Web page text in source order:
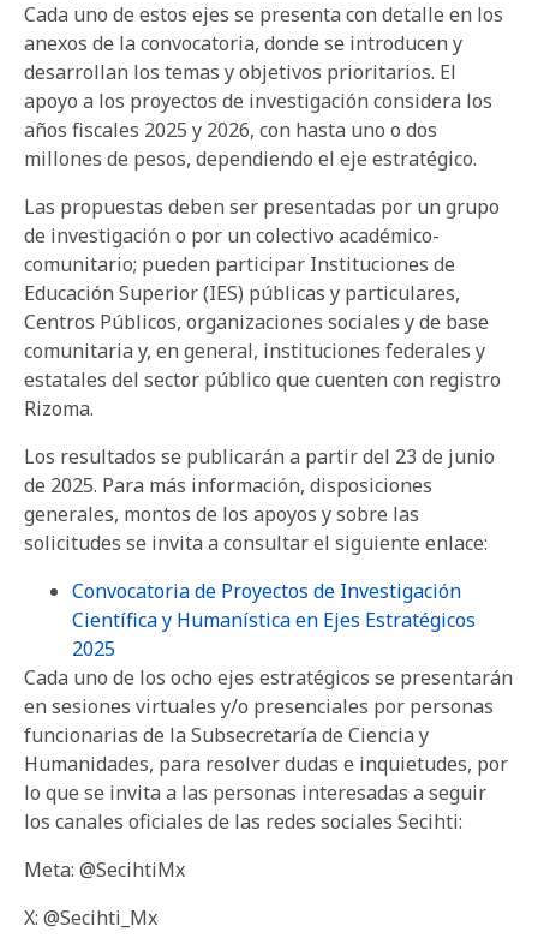
Cada uno de estos ejes se presenta con detalle en los
anexos de la convocatoria, donde se introducen y
desarrollan los temas y objetivos prioritarios. El
apoyo a los proyectos de investigación considera los
años fiscales 2025 y 2026, con hasta uno o dos
millones de pesos, dependiendo el eje estratégico.
Las propuestas deben ser presentadas por un grupo
de investigación o por un colectivo académico-
comunitario; pueden participar Instituciones de
Educación Superior (IES) públicas y particulares,
Centros Públicos, organizaciones sociales y de base
comunitaria y, en general, instituciones federales y
estatales del sector público que cuenten con registro
Rizoma.
Los resultados se publicarán a partir del 23 de junio
de 2025. Para más información, disposiciones
generales, montos de los apoyos y sobre las
solicitudes se invita a consultar el siguiente enlace:
Convocatoria de Proyectos de Investigación
Científica y Humanística en Ejes Estratégicos
2025
Cada uno de los ocho ejes estratégicos se presentarán
en sesiones virtuales y/o presenciales por personas
funcionarias de la Subsecretaría de Ciencia y
Humanidades, para resolver dudas e inquietudes, por
lo que se invita a las personas interesadas a seguir
los canales oficiales de las redes sociales Secihti:
Meta: @SecihtiMx
X: @Secihti_Mx